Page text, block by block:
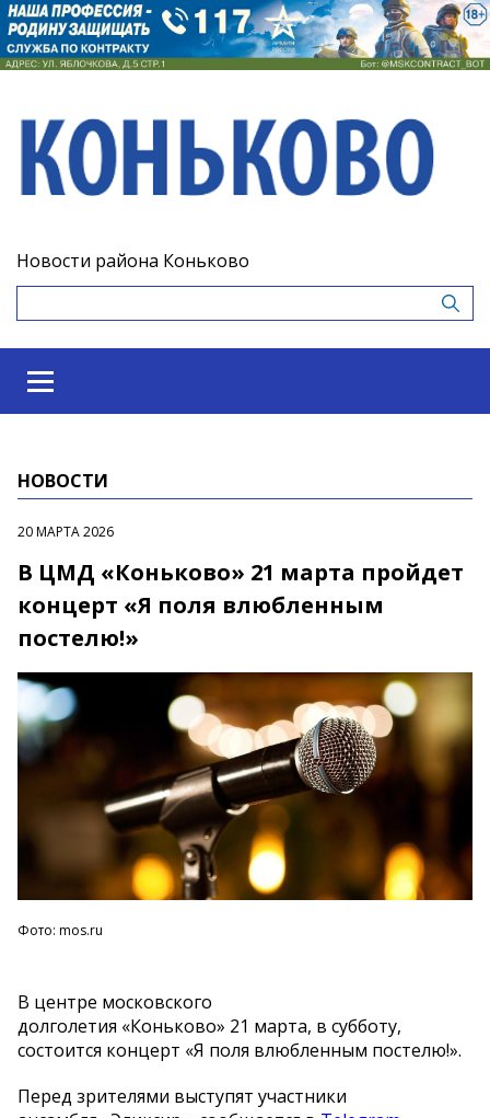
Новости района Коньково
НОВОСТИ
20 МАРТА 2026
В ЦМД «Коньково» 21 марта пройдет
концерт «Я поля влюбленным
постелю!»
Фото: mos.ru
В центре московского
долголетия «Коньково» 21 марта, в субботу,
состоится концерт «Я поля влюбленным постелю!».
Перед зрителями выступят участники